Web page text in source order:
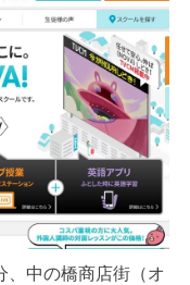
、中の橋商店街（オ